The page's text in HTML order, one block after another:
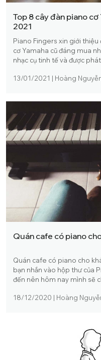
Top 8 cây đàn piano
2021
Piano Fingers xin giới
cơ Yamaha cũ đáng mua
nhạc cụ tinh tế và được
13/01/2021 | Hoàng
Quán cafe có piano
Quán cafe có piano cho
bạn nhắn vào hộp thư của
đến nên hôm nay mình sẽ
18/12/2020 | Hoàng